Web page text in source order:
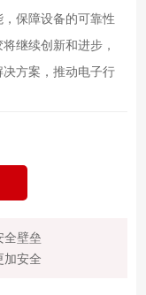
保障设备的可靠性
继续创新和进步，
方案，推动电子行
全壁垒
加安全